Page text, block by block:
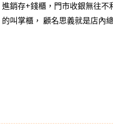
進銷存+錢櫃，門市收銀無往不
的叫掌櫃， 顧名思義就是店內